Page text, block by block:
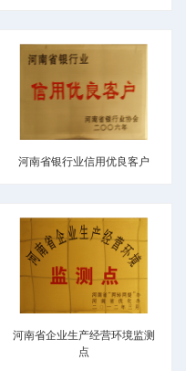
河南省银行业信用优良客户
河南省企业生产经营环境监测
点